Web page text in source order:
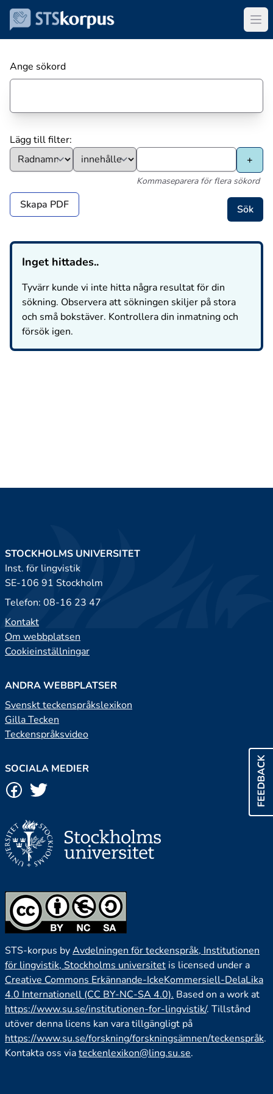
Ange sökord
Lägg till filter:
Kommaseparera för flera sökord
Skapa PDF
Inget hittades..
Tyvärr kunde vi inte hitta några resultat för din
sökning. Observera att sökningen skiljer på stora
och små bokstäver. Kontrollera din inmatning och
försök igen.
FEEDBACK
STOCKHOLMS UNIVERSITET
Inst. för lingvistik
SE-106 91 Stockholm
Telefon: 08-16 23 47
Kontakt
Om webbplatsen
Cookieinställningar
ANDRA WEBBPLATSER
Svenskt teckenspråkslexikon
Gilla Tecken
Teckenspråksvideo
SOCIALA MEDIER
STS-korpus byAvdelningen för teckenspråk, Institutionen
för lingvistik, Stockholms universitet is licensed under a
Creative Commons Erkännande-IckeKommersiell-DelaLika
4.0 Internationell (CC BY-NC-SA 4.0). Based on a work at
https://www.su.se/institutionen-for-lingvistik/. Tillstånd
utöver denna licens kan vara tillgängligt på
https://www.su.se/forskning/forskningsämnen/teckenspråk.
Kontakta oss viateckenlexikon@ling.su.se.